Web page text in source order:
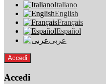
Italiano
English
Français
Español
عربى
Accedi
Accedi